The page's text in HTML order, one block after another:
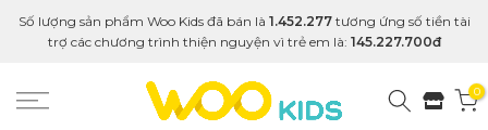
Số lượng sản phẩm Woo Kids đã bán là 1.452.277 tương ứng số tiền tài
trợ các chương trình thiện nguyện vì trẻ em là: 145.227.700đ
0